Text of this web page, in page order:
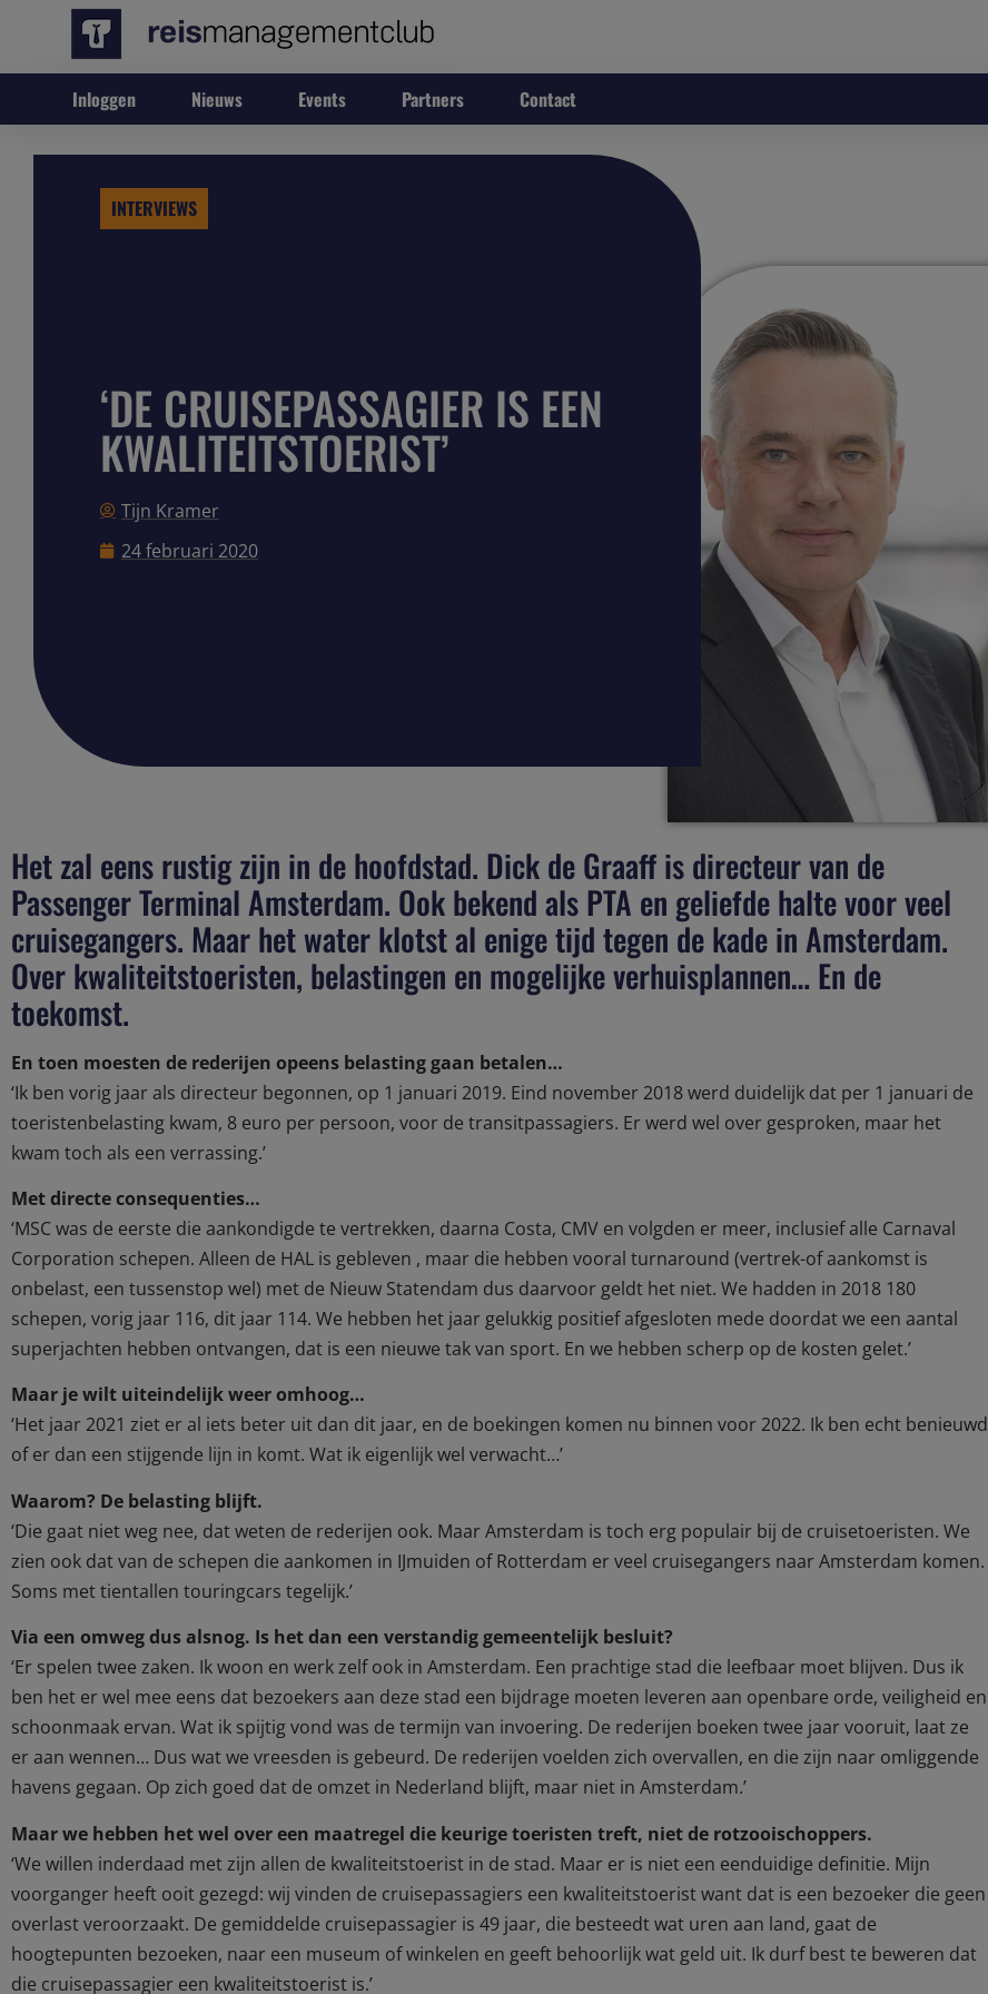
Inloggen Nieuws Events Partners Contact
INTERVIEWS
‘DE CRUISEPASSAGIER IS EEN
KWALITEITSTOERIST’
Tijn Kramer
24 februari 2020
Het zal eens rustig zijn in de hoofdstad. Dick de Graaff is directeur van de
Passenger Terminal Amsterdam. Ook bekend als PTA en geliefde halte voor veel
cruisegangers. Maar het water klotst al enige tijd tegen de kade in Amsterdam.
Over kwaliteitstoeristen, belastingen en mogelijke verhuisplannen… En de
toekomst.
En toen moesten de rederijen opeens belasting gaan betalen…
‘Ik ben vorig jaar als directeur begonnen, op 1 januari 2019. Eind november 2018 werd duidelijk dat per 1 januari de
toeristenbelasting kwam, 8 euro per persoon, voor de transitpassagiers. Er werd wel over gesproken, maar het
kwam toch als een verrassing.’
Met directe consequenties…
‘MSC was de eerste die aankondigde te vertrekken, daarna Costa, CMV en volgden er meer, inclusief alle Carnaval
Corporation schepen. Alleen de HAL is gebleven , maar die hebben vooral turnaround (vertrek-of aankomst is
onbelast, een tussenstop wel) met de Nieuw Statendam dus daarvoor geldt het niet. We hadden in 2018 180
schepen, vorig jaar 116, dit jaar 114. We hebben het jaar gelukkig positief afgesloten mede doordat we een aantal
superjachten hebben ontvangen, dat is een nieuwe tak van sport. En we hebben scherp op de kosten gelet.’
Maar je wilt uiteindelijk weer omhoog…
‘Het jaar 2021 ziet er al iets beter uit dan dit jaar, en de boekingen komen nu binnen voor 2022. Ik ben echt benieuwd
of er dan een stijgende lijn in komt. Wat ik eigenlijk wel verwacht…’
Waarom? De belasting blijft.
‘Die gaat niet weg nee, dat weten de rederijen ook. Maar Amsterdam is toch erg populair bij de cruisetoeristen. We
zien ook dat van de schepen die aankomen in IJmuiden of Rotterdam er veel cruisegangers naar Amsterdam komen.
Soms met tientallen touringcars tegelijk.’
Via een omweg dus alsnog. Is het dan een verstandig gemeentelijk besluit?
‘Er spelen twee zaken. Ik woon en werk zelf ook in Amsterdam. Een prachtige stad die leefbaar moet blijven. Dus ik
ben het er wel mee eens dat bezoekers aan deze stad een bijdrage moeten leveren aan openbare orde, veiligheid en
schoonmaak ervan. Wat ik spijtig vond was de termijn van invoering. De rederijen boeken twee jaar vooruit, laat ze
er aan wennen… Dus wat we vreesden is gebeurd. De rederijen voelden zich overvallen, en die zijn naar omliggende
havens gegaan. Op zich goed dat de omzet in Nederland blijft, maar niet in Amsterdam.’
Maar we hebben het wel over een maatregel die keurige toeristen treft, niet de rotzooischoppers.
‘We willen inderdaad met zijn allen de kwaliteitstoerist in de stad. Maar er is niet een eenduidige definitie. Mijn
voorganger heeft ooit gezegd: wij vinden de cruisepassagiers een kwaliteitstoerist want dat is een bezoeker die geen
overlast veroorzaakt. De gemiddelde cruisepassagier is 49 jaar, die besteedt wat uren aan land, gaat de
hoogtepunten bezoeken, naar een museum of winkelen en geeft behoorlijk wat geld uit. Ik durf best te beweren dat
die cruisepassagier een kwaliteitstoerist is.’